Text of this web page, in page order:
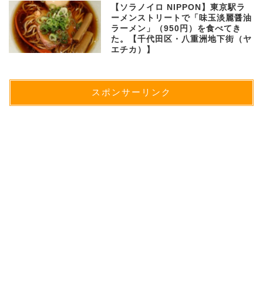
【ソラノイロ NIPPON】東京駅ラ
ーメンストリートで「味玉淡麗醤油
ラーメン」（950円）を食べてき
た。【千代田区・八重洲地下街（ヤ
エチカ）】
スポンサーリンク